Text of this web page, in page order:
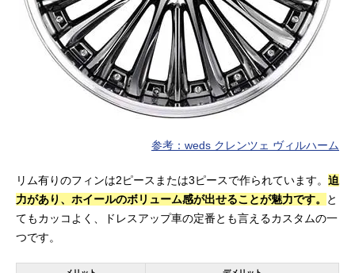
参考：weds クレンツェ ヴィルハーム
リム有りのフィンは2ピースまたは3ピースで作られています。 迫
力があり、ホイールのボリューム感が出せることが魅力です。
と
てもカッコよく、ドレスアップ車の定番とも言えるカスタムの一
つです。